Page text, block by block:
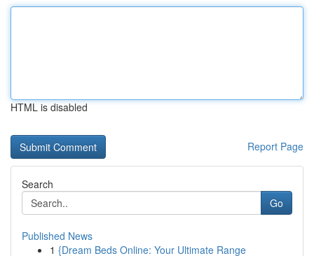
HTML is disabled
Report Page
Search
Go
Published News
1 {Dream Beds Online: Your Ultimate Range